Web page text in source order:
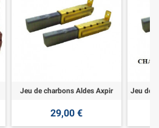
Jeu de charbons Aldes Axpir
29,00 €